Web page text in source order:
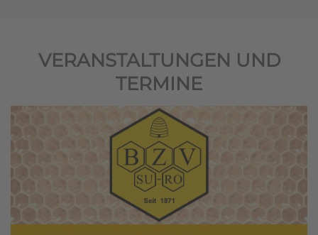
VERANSTALTUNGEN UND
TERMINE